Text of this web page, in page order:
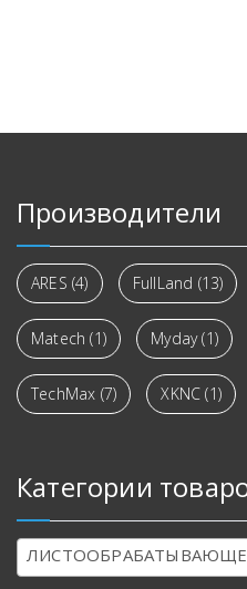
Производители
ARES (4) FullLand (13)
Matech (1) Myday(1)
TechMax (7) XKNC (1)
Категории